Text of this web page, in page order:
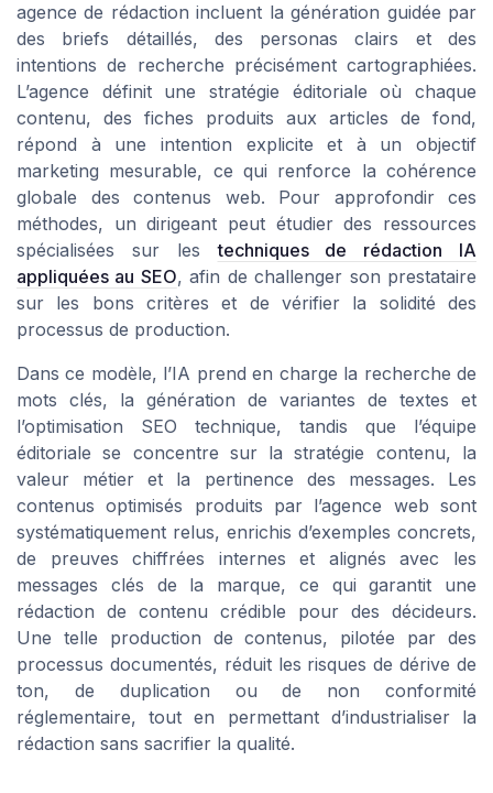
agence de rédaction incluent la génération guidée par
des briefs détaillés, des personas clairs et des
intentions de recherche précisément cartographiées.
L’agence définit une stratégie éditoriale où chaque
contenu, des fiches produits aux articles de fond,
répond à une intention explicite et à un objectif
marketing mesurable, ce qui renforce la cohérence
globale des contenus web. Pour approfondir ces
méthodes, un dirigeant peut étudier des ressources
spécialisées sur lestechniques de rédaction IA
appliquées au SEO, afin de challenger son prestataire
sur les bons critères et de vérifier la solidité des
processus de production.
Dans ce modèle, l’IA prend en charge la recherche de
mots clés, la génération de variantes de textes et
l’optimisation SEO technique, tandis que l’équipe
éditoriale se concentre sur la stratégie contenu, la
valeur métier et la pertinence des messages. Les
contenus optimisés produits par l’agence web sont
systématiquement relus, enrichis d’exemples concrets,
de preuves chiffrées internes et alignés avec les
messages clés de la marque, ce qui garantit une
rédaction de contenu crédible pour des décideurs.
Une telle production de contenus, pilotée par des
processus documentés, réduit les risques de dérive de
ton, de duplication ou de non conformité
réglementaire, tout en permettant d’industrialiser la
rédaction sans sacrifier la qualité.